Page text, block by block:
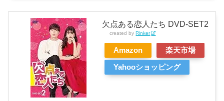
欠点ある恋人たち DVD-SET2
created byRinker
Amazon 楽天市場
Yahooショッピング